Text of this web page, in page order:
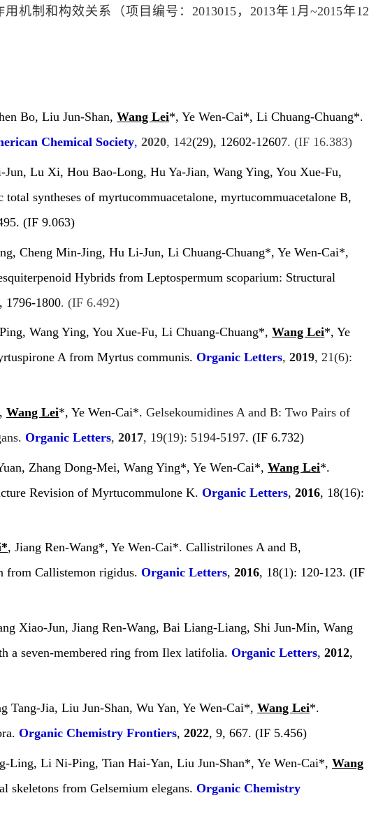
用机制和构效关系（项目编号：2013015 ，2013年1月 ~2015年12
Bo, Liu Jun-Shan,Wang Lei*, Ye Wen-Cai*, Li Chuang-Chuang*.
Chemical Society,2020, 142(29), 12602-12607. (IF 16.383)
Lu Xi, Hou Bao-Long, Hu Ya-Jian, Wang Ying, You Xue-Fu,
syntheses of myrtucommuacetalone, myrtucommuacetalone B,
(IF 9.063)
Cheng Min-Jing, Hu Li-Jun, Li Chuang-Chuang*, Ye Wen-Cai*,
Hybrids fromLeptospermum scoparium: Structural
1796-1800. (IF 6.492)
Wang Ying, You Xue-Fu, Li Chuang-Chuang*,Wang Lei*, Ye
A fromMyrtus communis.Organic Letters,2019,21(6):
Wang Lei*, Ye Wen-Cai*.Gelsekoumidines A and B: Two Pairs of
.Organic Letters,2017, 19(19): 5194-5197. (IF 6.732)
Zhang Dong-Mei, Wang Ying*, Ye Wen-Cai*,Wang Lei*.
Revision of Myrtucommulone K.Organic Letters,2016, 18(16):
, Jiang Ren-Wang*, Ye Wen-Cai*. Callistrilones A and B,
fromCallistemon rigidus.Organic Letters,2016, 18(1): 120-123. (IF
Xiao-Jun, Jiang Ren-Wang, Bai Liang-Liang, Shi Jun-Min, Wang
a seven-membered ring fromIlex latifolia.Organic Letters,2012,
Tang-Jia, Liu Jun-Shan, Wu Yan, Ye Wen-Cai*,Wang Lei*.
.Organic Chemistry Frontiers,2022, 9, 667. (IF 5.456)
Ling, Li Ni-Ping, Tian Hai-Yan, Liu Jun-Shan*, Ye Wen-Cai*,Wang
skeletons fromGelsemium elegans.Organic Chemistry